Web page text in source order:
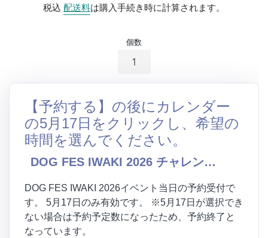
税込 配送料は購入手続き時に計算されます。
個数
【予約する】の後にカレンダー
の5月17日をクリックし、希望の
時間を選んでください。
DOG FES IWAKI 2026 チャレンジゲーム④【だるまさんがころんだ】
DOG FES IWAKI 2026イベント当日の予約受付で
す。 5月17日のみ有効です。 ※5月17日が選択でき
ない場合は予約予定数になったため、予約終了と
なっています。